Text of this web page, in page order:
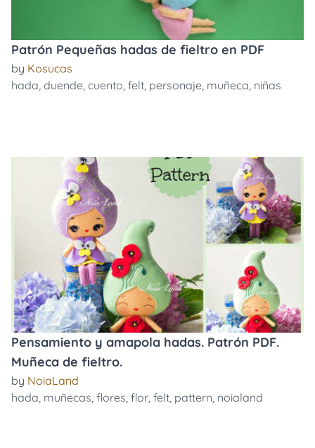
Patrón Pequeñas hadas de fieltro en PDF
by Kosucas
hada, duende, cuento, felt, personaje, muñeca, niñas
Pensamiento y amapola hadas. Patrón PDF.
Muñeca de fieltro.
by NoiaLand
hada, muñecas, flores, flor, felt, pattern, noialand